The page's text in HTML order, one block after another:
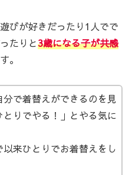
びが好きだったり1人でで
たりと3歳になる子が共感
。
分で着替えができるのを見
りでやる！」とやる気に
来ひとりでお着替えをし